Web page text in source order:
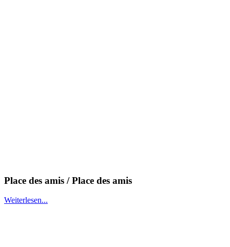
Place des amis / Place des amis
Weiterlesen...